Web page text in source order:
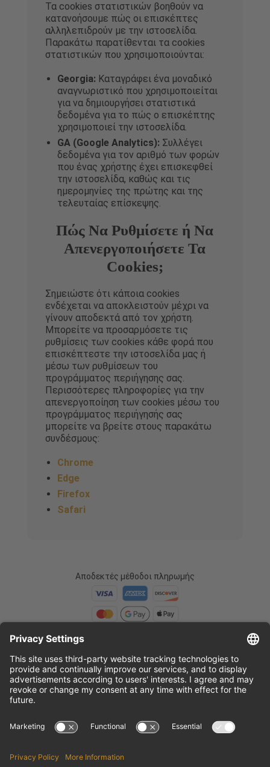
Τα cookies στατιστικών βοηθούν να
κατανοήσουμε πώς οι επισκέπτες
αλληλεπιδρούν με την ιστοσελίδα.
Παρακάτω παρατίθενται τα cookies
στατιστικών που χρησιμοποιούνται:
Georgia: Καταγράφει ένα μοναδικό
αναγνωριστικό που χρησιμοποιείται
για να δημιουργήσει στατιστικά
δεδομένα για το πώς ο επισκέπτης
χρησιμοποιεί την ιστοσελίδα.
GA (Google Analytics): Συλλέγει
δεδομένα για τον αριθμό των φορών
που ένας χρήστης έχει επισκεφθεί
την ιστοσελίδα, καθώς και τις
ημερομηνίες της πρώτης και της
τελευταίας επίσκεψης.
Πώς Να Ρυθμίσετε ή Να
Απενεργοποιήσετε Τα
Cookies;
Σημειώστε ότι κάποια cookies
ενδέχεται να αποκλειστούν μέχρι να
γίνουν αποδεκτά από τον χρήστη.
Μπορείτε να προσαρμόσετε τις
ρυθμίσεις των cookies κάθε φορά που
επισκέπτεστε την ιστοσελίδα μας ή
μέσω των ρυθμίσεων του
προγράμματος περιήγησης σας.
Περισσότερες πληροφορίες για την
απενεργοποίηση των cookies μέσω του
προγράμματος περιήγησής σας
μπορείτε να βρείτε στους παρακάτω
συνδέσμους:
Chrome
Edge
Firefox
Safari
Αποδεκτές μέθοδοι πληρωμής
Αποκτήστε τα εισιτήριά σας εύκολα:
Αποφύγετε την αναμονή
περιηγήσεων και αξιοθέατων. Ανακαλύψτε περισσότερες
Κλείστεεισιτήρια για τα αξιοθέατα του Παρισιού στο Paris-